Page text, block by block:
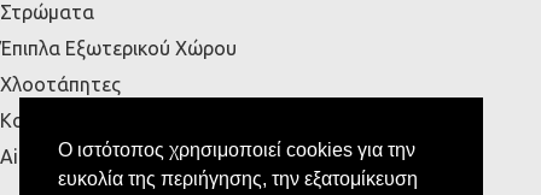
Ο ιστότοπος χρησιμοποιεί cookies για την
ευκολία της περιήγησης, την εξατομίκευση
Στρώματα
Έπιπλα Εξωτερικού Χώρου
Χλοοτάπητες
Κουζίνα
Airbnb